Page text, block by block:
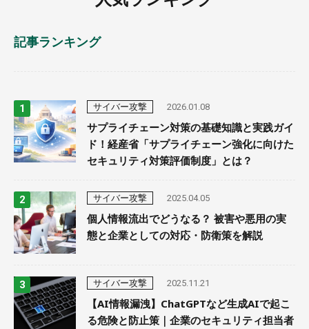
記事ランキング
サイバー攻撃 2026.01.08
サプライチェーン対策の基礎知識と実践ガイ
ド！経産省「サプライチェーン強化に向けた
セキュリティ対策評価制度」とは？
サイバー攻撃 2025.04.05
個人情報流出でどうなる？ 被害や悪用の実
態と企業としての対応・防衛策を解説
サイバー攻撃 2025.11.21
【AI情報漏洩】ChatGPTなど生成AIで起こ
る危険と防止策｜企業のセキュリティ担当者